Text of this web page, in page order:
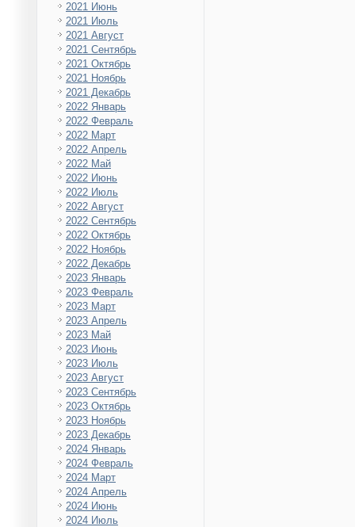
2021 Июнь
2021 Июль
2021 Август
2021 Сентябрь
2021 Октябрь
2021 Ноябрь
2021 Декабрь
2022 Январь
2022 Февраль
2022 Март
2022 Апрель
2022 Май
2022 Июнь
2022 Июль
2022 Август
2022 Сентябрь
2022 Октябрь
2022 Ноябрь
2022 Декабрь
2023 Январь
2023 Февраль
2023 Март
2023 Апрель
2023 Май
2023 Июнь
2023 Июль
2023 Август
2023 Сентябрь
2023 Октябрь
2023 Ноябрь
2023 Декабрь
2024 Январь
2024 Февраль
2024 Март
2024 Апрель
2024 Июнь
2024 Июль